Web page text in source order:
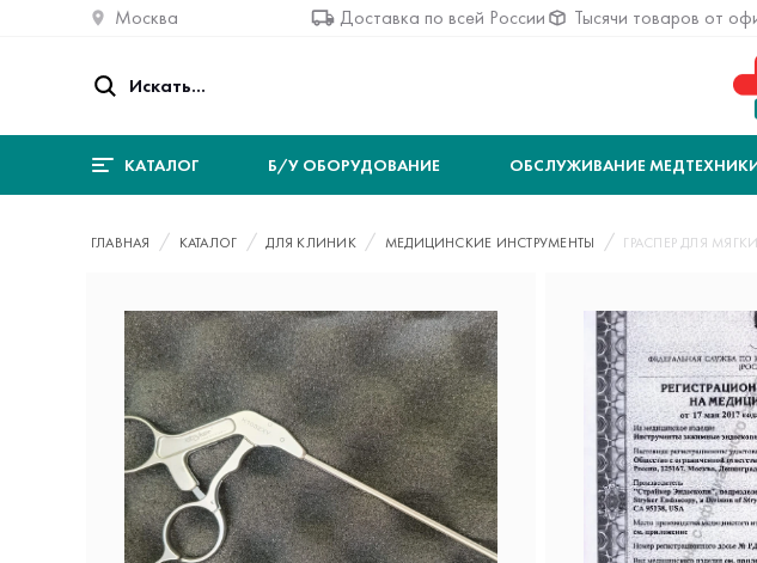
Москва Доставка по всей России Тысячи товаров от
КАТАЛОГ Б/У ОБОРУДОВАНИЕ ОБСЛУЖИВАНИЕ
ГЛАВНАЯ КАТАЛОГ ДЛЯ КЛИНИК МЕДИЦИНСКИЕ ИНСТРУМЕНТЫ ГРАСПЕР ДЛЯ